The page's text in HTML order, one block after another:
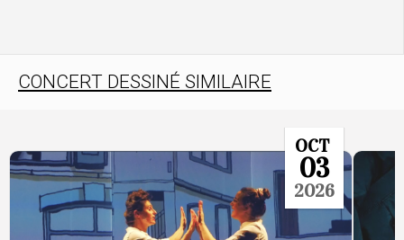
CONCERT DESSINÉ SIMILAIRE
OCT
03
2026